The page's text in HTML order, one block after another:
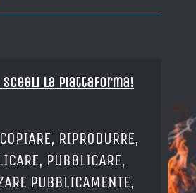
Scegli la piattaforma!
RIPRODURRE,
PUBBLICARE,
PUBBLICAMENTE,